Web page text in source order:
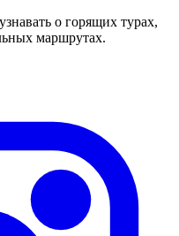
о горящих турах,
маршрутах.